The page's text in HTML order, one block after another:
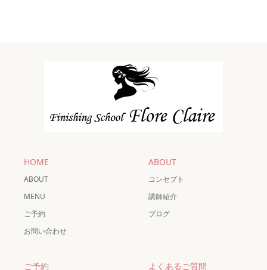
HOME
ABOUT
MENU
ご予約
お問い合わせ
ABOUT
コンセプト
講師紹介
ブログ
ご予約 よくあるご質問